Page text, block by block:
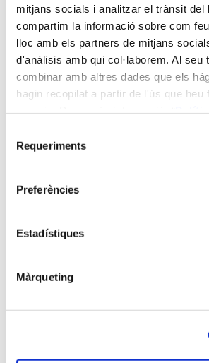
mitjans socials i analitzar el trànsit del
compartim la informació sobre com
lloc amb els partners de mitjans
d'anàlisis amb qui col·laborem. Al seu
combinar amb altres dades que els
hagin recopilat a partir de l'ús que heu
Requeriments
Preferències
Estadístiques
Màrqueting
Divendres de 16 a 21 h i dissabtes de 9
Ubicació:
ETSEQ - Online